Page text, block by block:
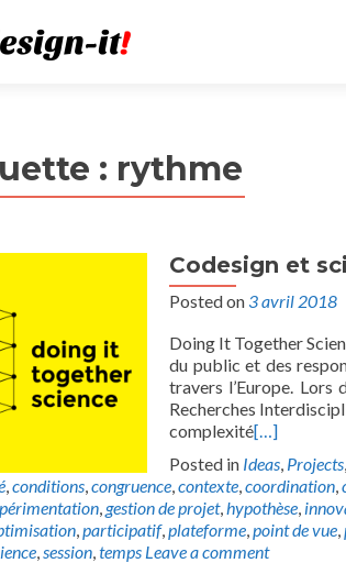
: rythme
Codesign et
Posted on 3 avril 2018
Doing It Together
du public et des
travers l’Europe.
Recherches
complexité[…]
Posted in Ideas, Projects,
,conditions,congruence,contexte,coordination,
,gestion de projet,hypothèse,
,participatif,plateforme,point de vue,
,session,temps Leave a comment